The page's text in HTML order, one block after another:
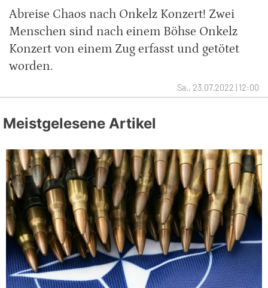
Abreise Chaos nach Onkelz Konzert! Zwei
Menschen sind nach einem Böhse Onkelz
Konzert von einem Zug erfasst und getötet
worden.
Sa., 23.07.2022 | 12:00
Meistgelesene Artikel